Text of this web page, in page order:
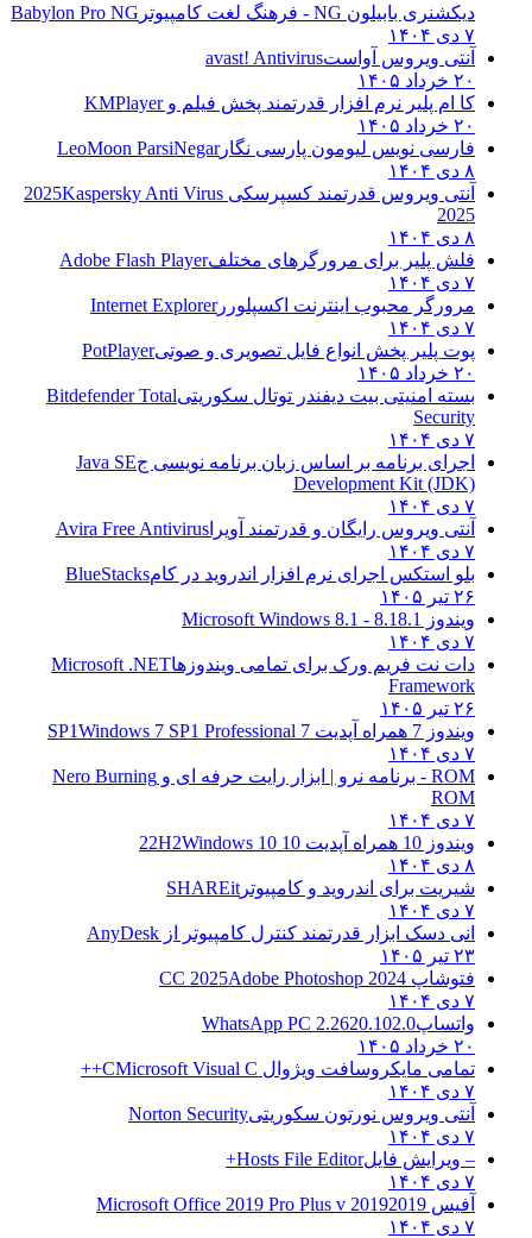
دیکشنری بابیلون NG - فرهنگ لغت کامپیوتر
Babylon Pro NG
۷ دی ۱۴۰۴
آنتی ویروس آواستavast! Antivirus
۲۰ خرداد ۱۴۰۵
کا ام پلیر نرم افزار قدرتمند پخش فیلم وKMPlayer
۲۰ خرداد ۱۴۰۵
فارسی نویس لیومون پارسی نگارLeoMoon ParsiNegar
۸ دی ۱۴۰۴
آنتی ویروس قدرتمند کسپرسکی 2025 Kaspersky Anti Virus
2025
۸ دی ۱۴۰۴
فلش پلیر برای مرورگرهای مختلفAdobe Flash Player
۷ دی ۱۴۰۴
مرورگر محبوب اینترنت اکسپلوررInternet Explorer
۷ دی ۱۴۰۴
پوت پلیر پخش انواع فایل تصویری و صوتیPotPlayer
۲۰ خرداد ۱۴۰۵
بسته امنیتی بیت دیفندر توتال سکوریتیBitdefender Total
Security
۷ دی ۱۴۰۴
اجرای برنامه بر اساس زبان برنامه نویسی جJava SE
Development Kit (JDK)
۷ دی ۱۴۰۴
آنتی ویروس رایگان و قدرتمند آویرا Avira Free Antivirus
۷ دی ۱۴۰۴
بلو استکس اجرای نرم افزار اندروید در کامBlueStacks
۲۶ تیر ۱۴۰۵
ویندوز 8.1
8.1 - Microsoft Windows 8.1
۷ دی ۱۴۰۴
دات نت فریم ورک برای تمامی ویندوزهاMicrosoft .NET
Framework
۲۶ تیر ۱۴۰۵
ویندوز 7 همراه آپدیت 7 SP1
Windows 7 SP1 Professional
۷ دی ۱۴۰۴
ROM - برنامه نرو | ابزار رایت حرفه ای و
Nero Burning
ROM
۷ دی ۱۴۰۴
ویندوز 10 همراه آپدیت 10 22H2
Windows 10
۸ دی ۱۴۰۴
شیریت برای اندروید و کامپیوتر SHAREit
۷ دی ۱۴۰۴
انی دسک ابزار قدرتمند کنترل کامپیوتر از AnyDesk
۲۳ تیر ۱۴۰۵
فتوشاپ CC 2025 Adobe Photoshop 2024
۷ دی ۱۴۰۴
واتساپWhatsApp PC 2.2620.102.0
۲۰ خرداد ۱۴۰۵
تمامی مایکروسافت ویژوال C Microsoft Visual C++
۷ دی ۱۴۰۴
آنتی ویروس نورتون سکوریتیNorton Security
۷ دی ۱۴۰۴
– ویرایش فایلHosts File Editor+
۷ دی ۱۴۰۴
آفیس 2019 2019 Microsoft Office 2019 Pro Plus v
۷ دی ۱۴۰۴